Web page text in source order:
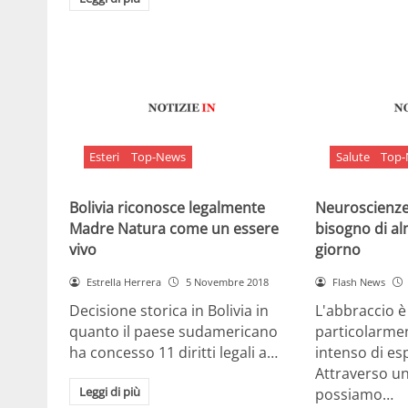
Esteri Top-News
Bolivia riconosce legalmente
Madre Natura come un essere
vivo
Estrella Herrera 5 Novembre 2018
Decisione storica in Bolivia in
quanto il paese sudamericano
ha concesso 11 diritti legali a…
Leggi di più
Salute
bisogno di
giorno
Flash News
L'abbraccio
intenso di
Attraverso
possiamo…